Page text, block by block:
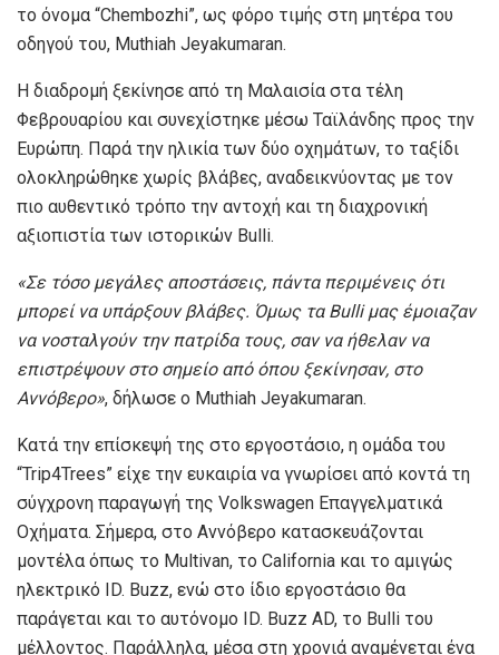
το όνομα “Chembozhi”, ως φόρο τιμής στη μητέρα του
οδηγού του, Muthiah Jeyakumaran.
Η διαδρομή ξεκίνησε από τη Μαλαισία στα τέλη
Φεβρουαρίου και συνεχίστηκε μέσω Ταϊλάνδης προς την
Ευρώπη. Παρά την ηλικία των δύο οχημάτων, το ταξίδι
ολοκληρώθηκε χωρίς βλάβες, αναδεικνύοντας με τον
πιο αυθεντικό τρόπο την αντοχή και τη διαχρονική
αξιοπιστία των ιστορικών Bulli.
«Σε τόσο μεγάλες αποστάσεις, πάντα περιμένεις ότι
μπορεί να υπάρξουν βλάβες. Όμως τα Bulli μας έμοιαζαν
να νοσταλγούν την πατρίδα τους, σαν να ήθελαν να
επιστρέψουν στο σημείο από όπου ξεκίνησαν, στο
Αννόβερο», δήλωσε ο Muthiah Jeyakumaran.
Κατά την επίσκεψή της στο εργοστάσιο, η ομάδα του
“Trip4Trees” είχε την ευκαιρία να γνωρίσει από κοντά τη
σύγχρονη παραγωγή της Volkswagen Επαγγελματικά
Οχήματα. Σήμερα, στο Αννόβερο κατασκευάζονται
μοντέλα όπως το Multivan, το California και το αμιγώς
ηλεκτρικό ID. Buzz, ενώ στο ίδιο εργοστάσιο θα
παράγεται και το αυτόνομο ID. Buzz AD, το Bulli του
μέλλοντος. Παράλληλα, μέσα στη χρονιά αναμένεται ένα